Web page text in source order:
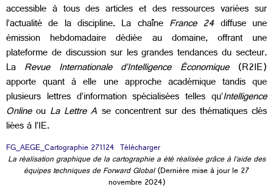
accessible à tous des articles et des ressources variées sur
l’actualité de la discipline. La chaîne France 24diffuse une
émission hebdomadaire dédiée au domaine, offrant une
plateforme de discussion sur les grandes tendances du secteur.
La Revue Internationale d’Intelligence Économique(R2IE)
apporte quant à elle une approche académique tandis que
plusieurs lettres d’information spécialisées telles qu’Intelligence
Onlineou La Lettre A se concentrent sur des thématiques clés
liées à l’IE.
FG_AEGE_Cartographie 271124 Télécharger
La réalisation graphique de la cartographie a été réalisée grâce à l’aide des
équipes techniques de Forward Global(Dernière mise à jour le 27
novembre 2024)